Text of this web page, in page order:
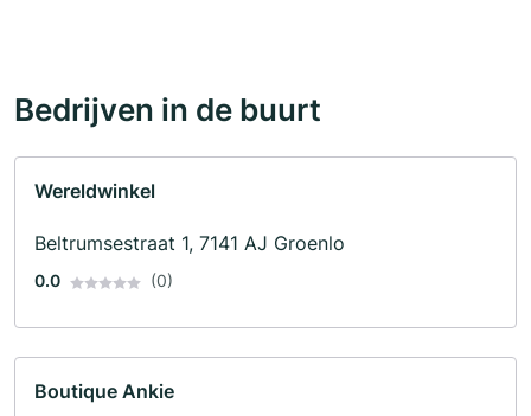
Bedrijven in de buurt
Wereldwinkel
Beltrumsestraat 1, 7141 AJ Groenlo
0.0 (0)
Boutique Ankie